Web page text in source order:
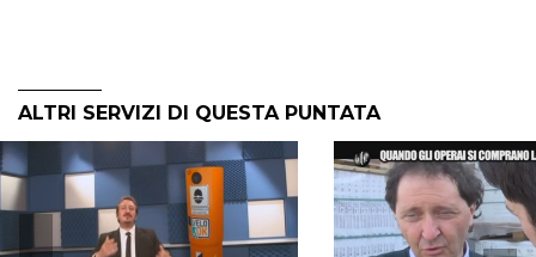
ALTRI SERVIZI DI QUESTA PUNTATA